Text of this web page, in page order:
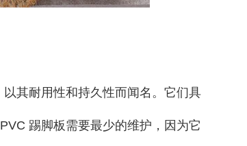
其耐用性和持久性而闻名。它们具
踢脚板需要最少的维护，因为它